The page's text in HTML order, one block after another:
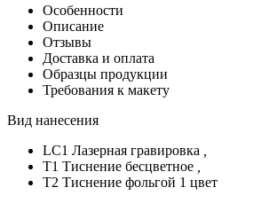
Особенности
Описание
Отзывы
Доставка и оплата
Образцы продукции
Требования к макету
Вид нанесения
LC1 Лазерная гравировка
T1 Тиснение бесцветное
T2 Тиснение фольгой 1 цвет